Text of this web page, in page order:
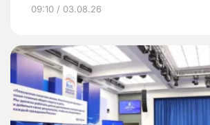
09:10 / 03.08.26